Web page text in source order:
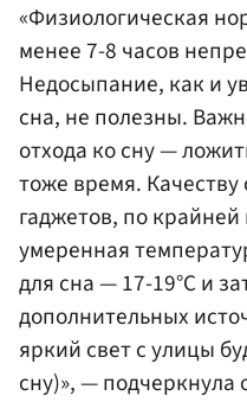
«Физиологическая
менее 7-8 часов
Недосыпание, как и
сна, не полезны.
отхода ко сну —
тоже время. Качеству
гаджетов, по
умеренная
для сна — 17-19°C и
дополнительных
яркий свет с улицы
сну)», — подчеркнула